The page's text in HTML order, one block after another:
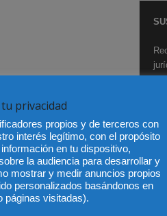
privacidad
propios y de terceros con
interés legítimo, con el propósito
en tu dispositivo,
la audiencia para desarrollar y
mostrar y medir anuncios propios
personalizados basándonos en
páginas visitadas).